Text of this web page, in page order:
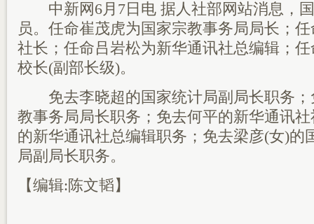
中新网6月7日电 据人社部网站消息，国
员。任命崔茂虎为国家宗教事务局局长；
社长；任命吕岩松为新华通讯社总编辑；
校长(副部长级)。
免去李晓超的国家统计局副局长职务；
教事务局局长职务；免去何平的新华通讯
的新华通讯社总编辑职务；免去梁彦(女)的
局副局长职务。
【编辑:陈文韬】